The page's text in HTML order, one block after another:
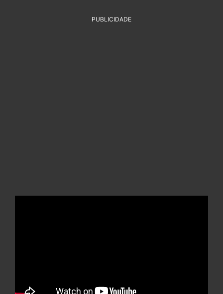
PUBLICIDADE